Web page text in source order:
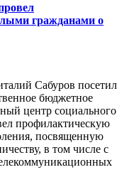
гражданами о
Сабуров посетил
бюджетное
центр социального
профилактическую
посвященную
в том числе с